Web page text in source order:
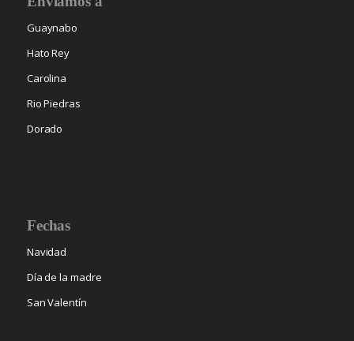
Guaynabo
Hato Rey
Carolina
Rio Piedras
Dorado
Fechas
Navidad
Día de la madre
San Valentín